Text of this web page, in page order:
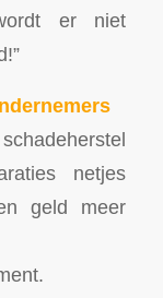
er niet
netjes
geld meer